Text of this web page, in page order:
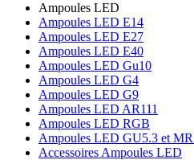
Ampoules LED
Ampoules LED E14
Ampoules LED E27
Ampoules LED E40
Ampoules LED Gu10
Ampoules LED G4
Ampoules LED G9
Ampoules LED AR111
Ampoules LED RGB
Ampoules LED GU5.3 et
Accessoires Ampoules LED